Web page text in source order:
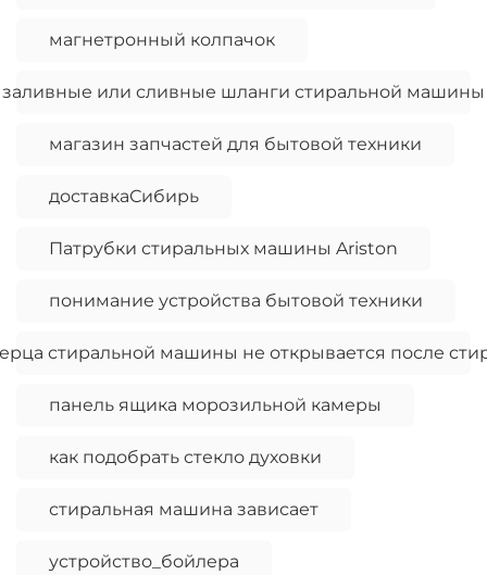
магнетронный колпачок
заливные или сливные шланги стиральной машины
магазин запчастей для бытовой техники
доставкаСибирь
Патрубки стиральных машины Ariston
понимание устройства бытовой техники
стиральной машины не открывается после
панель ящика морозильной камеры
как подобрать стекло духовки
стиральная машина зависает
устройство_бойлера